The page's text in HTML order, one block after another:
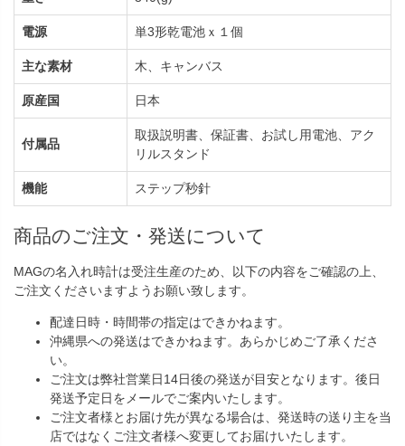
電源 単3形乾電池ｘ１個
主な素材 木、キャンバス
原産国 日本
付属品
取扱説明書、保証書、お試し用電池、アク
リルスタンド
機能 ステップ秒針
商品のご注文・発送について
MAGの名入れ時計は受注生産のため、以下の内容をご確認の上、
ご注文くださいますようお願い致します。
配達日時・時間帯の指定はできかねます。
沖縄県への発送はできかねます。あらかじめご了承くださ
い。
ご注文は弊社営業日14日後の発送が目安となります。後日
発送予定日をメールでご案内いたします。
ご注文者様とお届け先が異なる場合は、発送時の送り主を当
店ではなくご注文者様へ変更してお届けいたします。